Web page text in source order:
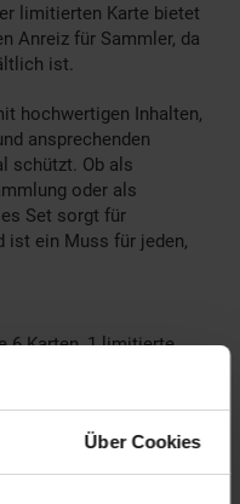
Über Cookies
limitierten Karte bietet
Anreiz für Sammler, da
ist.
hochwertigen Inhalten,
ansprechenden
schützt. Ob als
oder als
Set sorgt für
ist ein Muss für jeden,
6 Karten, 1 limitierte
ab 6 Jahren und Fans